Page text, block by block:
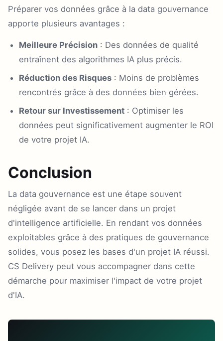
Préparer vos données grâce à la data gouvernance
apporte plusieurs avantages :
Meilleure Précision : Des données de qualité
entraînent des algorithmes IA plus précis.
Réduction des Risques : Moins de problèmes
rencontrés grâce à des données bien gérées.
Retour sur Investissement : Optimiser les
données peut significativement augmenter le ROI
de votre projet IA.
Conclusion
La data gouvernance est une étape souvent
négligée avant de se lancer dans un projet
d'intelligence artificielle. En rendant vos données
exploitables grâce à des pratiques de gouvernance
solides, vous posez les bases d'un projet IA réussi.
CS Delivery peut vous accompagner dans cette
démarche pour maximiser l'impact de votre projet
d'IA.